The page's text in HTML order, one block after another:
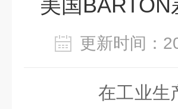
美国
更新时间
在工业生产